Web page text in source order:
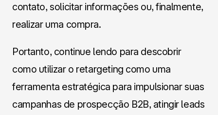
contato, solicitar informações ou, finalmente,
realizar uma compra.
Portanto, continue lendo para descobrir
como utilizar o retargeting como uma
ferramenta estratégica para impulsionar suas
campanhas de prospecção B2B, atingir leads